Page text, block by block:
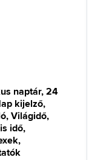
naptár, 24
kijelző,
Világidő,
idő,